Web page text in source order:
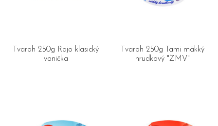
Tvaroh 250g Rajo klasický
vanička
Tvaroh 250g Tami mäkký
hrudkový "ZMV"